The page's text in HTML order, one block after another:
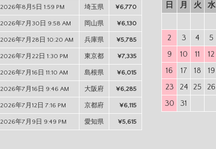
2026年8月5日 1:59 PM 埼玉県 ¥6,770
2026年7月30日 9:58 AM 岡山県 ¥6,130
2026年7月28日 10:20 AM 兵庫県 ¥5,785
2026年7月22日 1:30 PM 東京都 ¥7,335
2026年7月16日 11:10 AM 島根県 ¥6,015
2026年7月16日 9:46 AM 大阪府 ¥6,285
2026年7月12日 7:16 PM 京都府 ¥6,115
2026年7月9日 9:49 PM 愛知県 ¥5,615
日
月 火 水
2
3 4 5
9
10 11 12
16
17 18 19
23
24 25 26
30
31